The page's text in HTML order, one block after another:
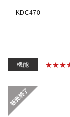
KDC470
機能